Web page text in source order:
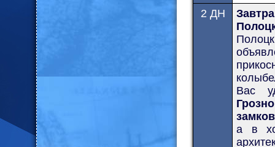
2 ДН
Вас
замков
а в